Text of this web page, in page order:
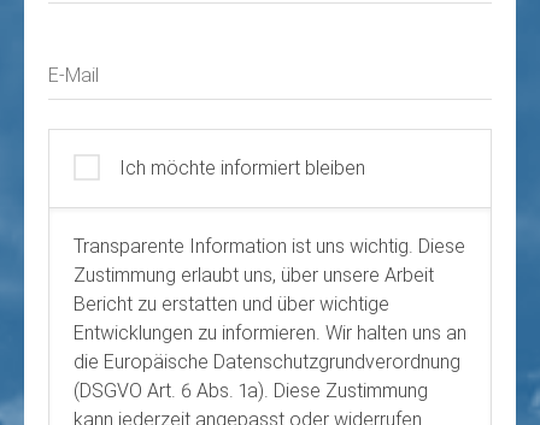
E-Mail
Ich möchte informiert bleiben
Transparente Information ist uns wichtig. Diese
Zustimmung erlaubt uns, über unsere Arbeit
Bericht zu erstatten und über wichtige
Entwicklungen zu informieren. Wir halten uns an
die Europäische Datenschutzgrundverordnung
(DSGVO Art. 6 Abs. 1a). Diese Zustimmung
kann jederzeit angepasst oder widerrufen